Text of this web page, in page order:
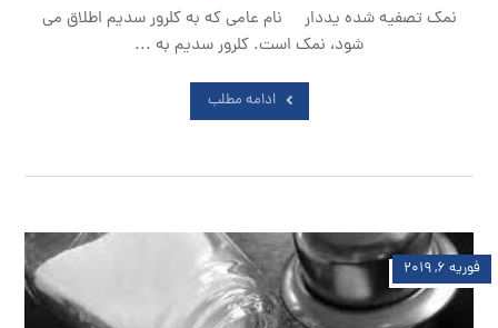
نمک تصفیه شده یددار نام عامی که به کلرور سدیم اطلاق می
شود، نمک است. کلرور سدیم به ...
ادامه مطلب
فوریه ۶, ۲۰۱۹